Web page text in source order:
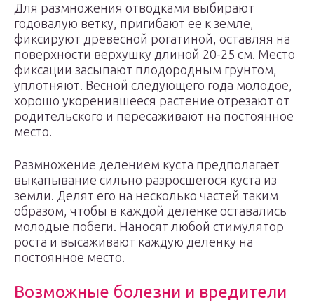
Для размножения отводками выбирают
годовалую ветку, пригибают ее к земле,
фиксируют древесной рогатиной, оставляя на
поверхности верхушку длиной 20-25 см. Место
фиксации засыпают плодородным грунтом,
уплотняют. Весной следующего года молодое,
хорошо укоренившееся растение отрезают от
родительского и пересаживают на постоянное
место.
Размножение делением куста предполагает
выкапывание сильно разросшегося куста из
земли. Делят его на несколько частей таким
образом, чтобы в каждой деленке оставались
молодые побеги. Наносят любой стимулятор
роста и высаживают каждую деленку на
постоянное место.
Возможные болезни и вредители